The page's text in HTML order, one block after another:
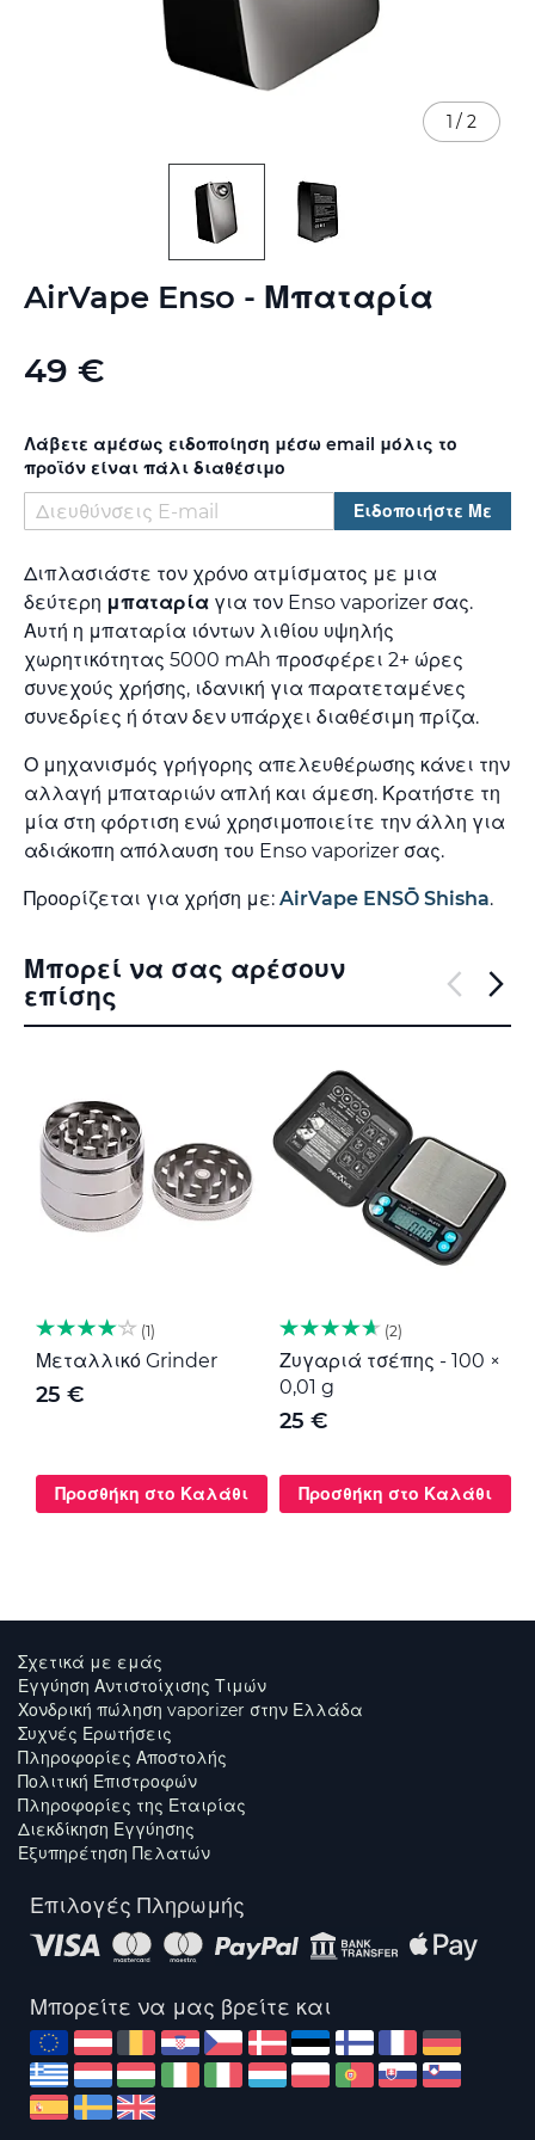
AirVape Enso - Μπαταρία
49 €
Λάβετε αμέσως ειδοποίηση μέσω email μόλις το
προϊόν είναι πάλι διαθέσιμο
Ειδοποιήστε Με
Διπλασιάστε τον χρόνο ατμίσματος με μια
δεύτερη μπαταρία για τον Enso vaporizer σας.
Αυτή η μπαταρία ιόντων λιθίου υψηλής
χωρητικότητας 5000 mAh προσφέρει 2+ ώρες
συνεχούς χρήσης, ιδανική για παρατεταμένες
συνεδρίες ή όταν δεν υπάρχει διαθέσιμη πρίζα.
Ο μηχανισμός γρήγορης απελευθέρωσης κάνει την
αλλαγή μπαταριών απλή και άμεση. Κρατήστε τη
μία στη φόρτιση ενώ χρησιμοποιείτε την άλλη για
αδιάκοπη απόλαυση του Enso vaporizer σας.
Προορίζεται για χρήση με: AirVape ENSŌ Shisha.
1 / 2
στην
συλλογής
Μπορεί να σας αρέσουν
επίσης
1
Μεταλλικό Grinder
25 €
Προσθήκη στο Καλάθι
2
Ζυγαριά τσέπης - 100 ×
0,01 g
25 €
Προσθήκη στο Καλάθι
Σχετικά με εμάς
Εγγύηση Αντιστοίχισης Τιμών
Χονδρική πώληση vaporizer στην Ελλάδα
Συχνές Ερωτήσεις
Πληροφορίες Αποστολής
Πολιτική Επιστροφών
Πληροφορίες της Εταιρίας
Διεκδίκηση Εγγύησης
Εξυπηρέτηση Πελατών
Επιλογές Πληρωμής
Μπορείτε να μας βρείτε και